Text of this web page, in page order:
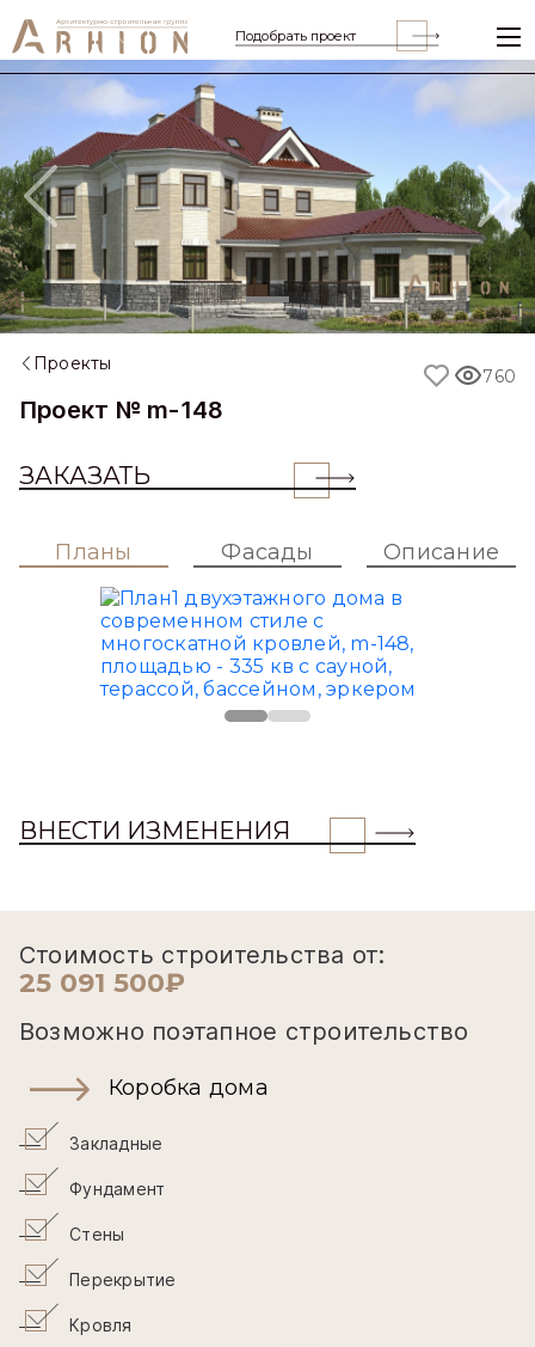
Подобрать проект
Previous
Проекты
Проект № m-148
ЗАКАЗАТЬ
760
Планы Фасады Описание
ВНЕСТИ ИЗМЕНЕНИЯ
Стоимость строительства от:
25 091 500₽
Возможно поэтапное строительство
Коробка дома
Закладные
Фундамент
Стены
Перекрытие
Кровля